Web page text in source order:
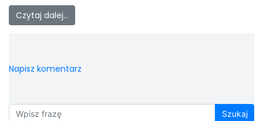
Czytaj dalej…
Napisz komentarz
Szukaj